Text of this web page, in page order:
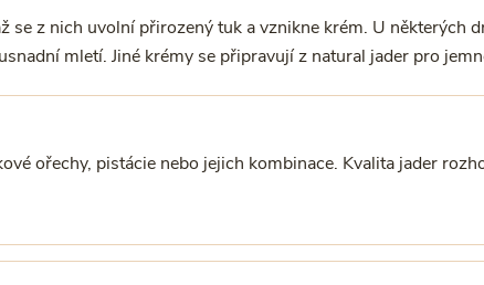
se z nich uvolní přirozený tuk a vznikne krém. U některých
mletí. Jiné krémy se připravují z natural jader pro
ořechy, pistácie nebo jejich kombinace. Kvalita jader